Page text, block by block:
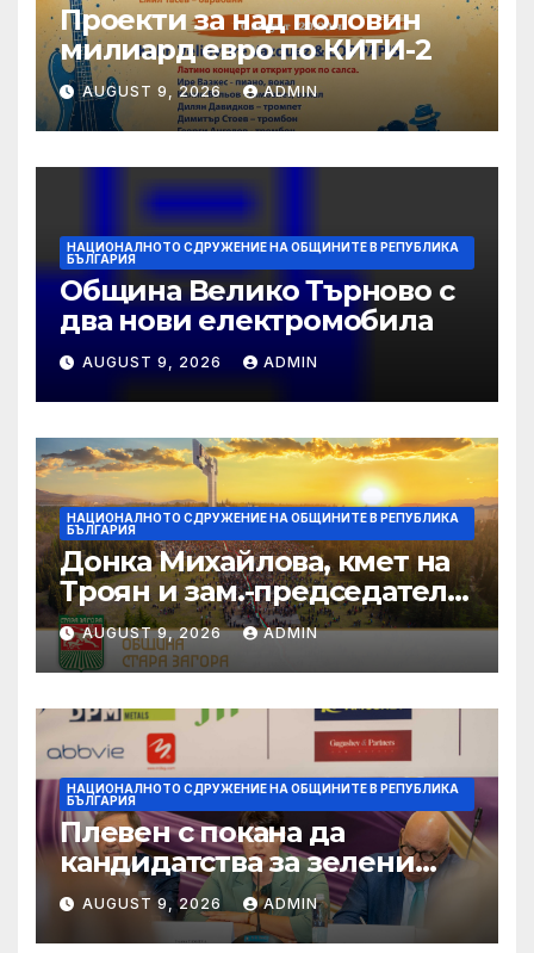
Проекти за над половин
милиард евро по КИТИ-2
AUGUST 9, 2026 ADMIN
НАЦИОНАЛНОТО СДРУЖЕНИЕ НА ОБЩИНИТЕ В РЕПУБЛИКА
БЪЛГАРИЯ
Община Велико Търново с
два нови електромобила
AUGUST 9, 2026 ADMIN
НАЦИОНАЛНОТО СДРУЖЕНИЕ НА ОБЩИНИТЕ В РЕПУБЛИКА
БЪЛГАРИЯ
Донка Михайлова, кмет на
Троян и зам.-председател
на НСОРБ: Знаем какво е
произведено, как е
произведено и какво влиза
в детското меню
AUGUST 9, 2026 ADMIN
НАЦИОНАЛНОТО СДРУЖЕНИЕ НА ОБЩИНИТЕ В РЕПУБЛИКА
БЪЛГАРИЯ
Плевен с покана да
кандидатства за зелени
инвестиции в градска
среда
AUGUST 9, 2026 ADMIN